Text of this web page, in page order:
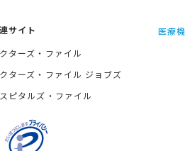
サイト
ターズ・ファイル
ターズ・ファイル ジョブズ
ピタルズ・ファイル
医療